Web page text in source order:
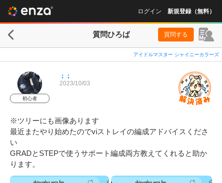
ログイン 新規登録（無料）
質問ひろば 質問する
アイドルマスター シャイニーカラーズ
初心者
；；
2023/10/03
※ツリーにも画像あります
最近またやり始めたのでviストレイの編成アドバイスくださ
い
GRADとSTEPで使うサポート編成両方教えてくれると助か
ります。